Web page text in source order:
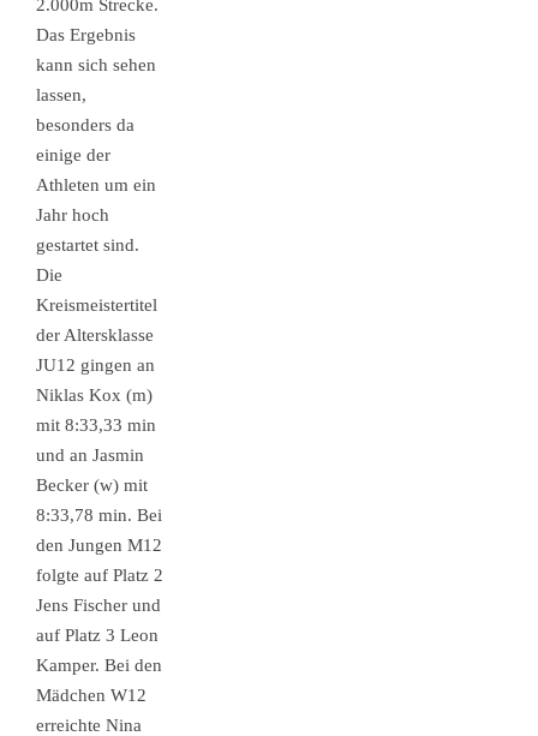
2.000m Strecke.
Das Ergebnis
kann sich sehen
lassen,
besonders da
einige der
Athleten um ein
Jahr hoch
gestartet sind.
Die
Kreismeistertitel
der Altersklasse
JU12 gingen an
Niklas Kox (m)
mit 8:33,33 min
und an Jasmin
Becker (w) mit
8:33,78 min. Bei
den Jungen M12
folgte auf Platz 2
Jens Fischer und
auf Platz 3 Leon
Kamper. Bei den
Mädchen W12
erreichte Nina